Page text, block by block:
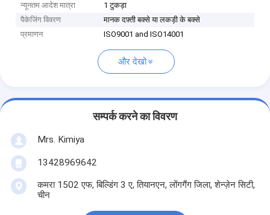
न्यूनतम आदेश मात्रा
1 टुकड़ा
पैकेजिंग विवरण
मानक दफ़्ती बक्से या लकड़ी के बक्से
प्रमाणन
ISO9001 and ISO14001
और देखो
सम्पर्क करने का विवरण
Mrs. Kimiya
13428969642
कमरा 1502 एफ, बिल्डिंग 3 ए, तियानएन, लोंगगैंग जिला, शेन्ज़ेन सिटी,
चीन